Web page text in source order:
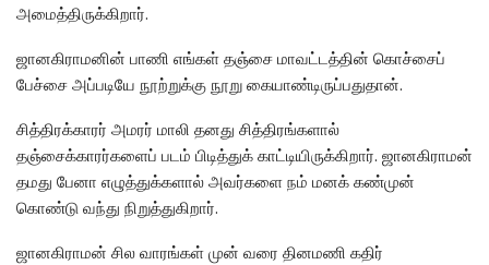
அமைத்திருக்கிறார்.
ஜானகிராமனின் பாணி எங்கள் தஞ்சை மாவட்டத்தின் கொச்சைப்
பேச்சை அப்படியே நூற்றுக்கு நூறு கையாண்டிருப்பதுதான்.
சித்திரக்காரர் அமரர் மாலி தனது சித்திரங்களால்
தஞ்சைக்காரர்களைப் படம் பிடித்துக் காட்டியிருக்கிறார். ஜானகிராமன்
தமது பேனா எழுத்துக்களால் அவர்களை நம் மனக் கண்முன்
கொண்டு வந்து நிறுத்துகிறார்.
ஜானகிராமன் சில வாரங்கள் முன் வரை தினமணி கதிர்